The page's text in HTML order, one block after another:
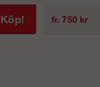
Köp! fr. 750 kr